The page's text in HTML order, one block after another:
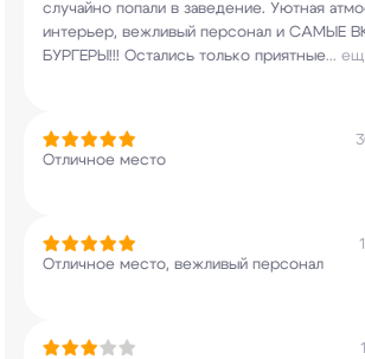
случайно попали в заведение. Уютная
интерьер, вежливый персонал и САМЫЕ
БУРГЕРЫ!!! Остались только приятные...
Отличное место
Отличное место, вежливый персонал